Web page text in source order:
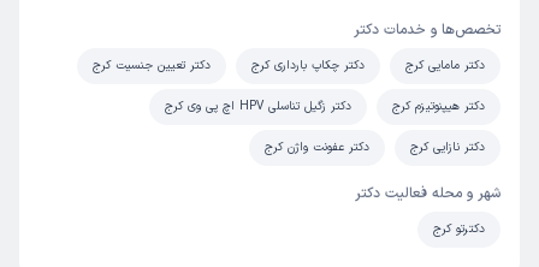
تخصص‌ها و خدمات دکتر
دکتر مامایی کرج دکتر چکاپ بارداری کرج دکتر تعیین جنسیت کرج
دکتر هیپنوتیزم کرج دکتر زگیل تناسلی HPV اچ پی وی کرج
دکتر نازایی کرج دکتر عفونت واژن کرج
شهر و محله فعالیت دکتر
دکترتو کرج